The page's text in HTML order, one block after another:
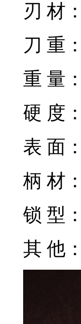
刃 材
刀 重
重 量
硬 度
表 面
柄 材
锁 型
其 他